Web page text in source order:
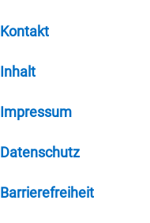
Kontakt
Inhalt
Impressum
Datenschutz
Barrierefreiheit